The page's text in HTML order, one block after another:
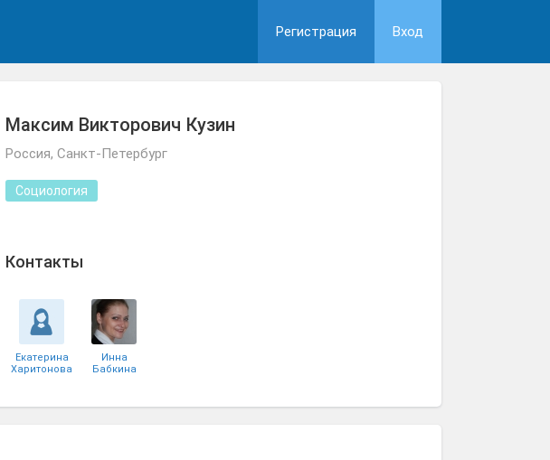
Регистрация Вход
Максим Викторович Кузин
Россия, Санкт-Петербург
Социология
Контакты
Екатерина
Харитонова
Инна
Бабкина